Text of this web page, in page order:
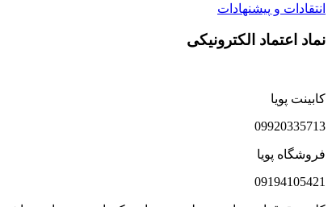
انتقادات و پیشنهادات
نماد اعتماد الکترونیکی
کابینت پویا
09920335713
فروشگاه پویا
09194105421